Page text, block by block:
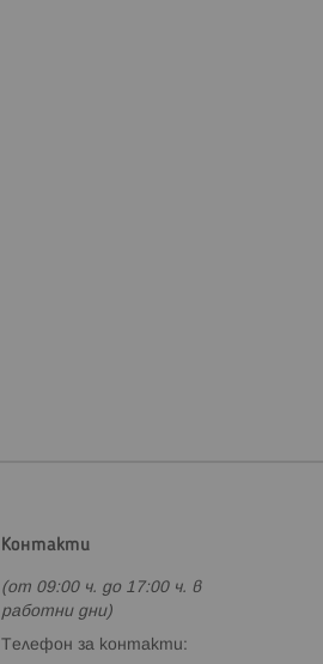
Контакти
(от 09:00 ч. до 17:00 ч. в
работни дни)
Телефон за контакти: